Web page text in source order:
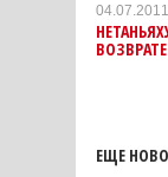
04.07.2011
ЕЩЕ